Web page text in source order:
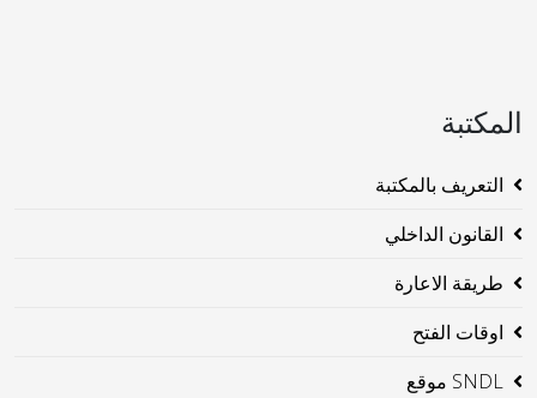
المكتبة
التعريف بالمكتبة
القانون الداخلي
طريقة الاعارة
اوقات الفتح
SNDL موقع